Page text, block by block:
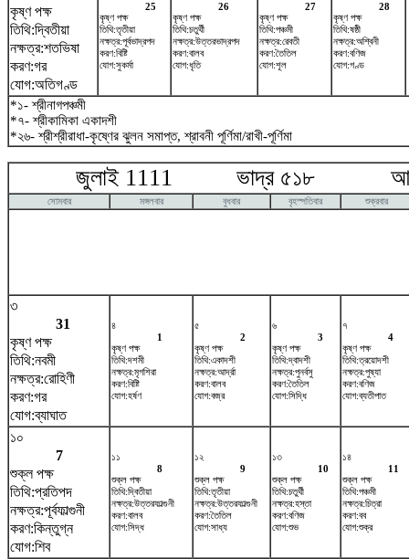
কৃষ্ণ পক্ষ
তিথি:দ্বিতীয়া
নক্ষত্র:শতভিষ‌া
করণ:গর
যোগ:অতিগণ্ড
25
কৃষ্ণ পক্ষ
তিথি:তৃতীয়া
নক্ষত্র:পূর্বভাদ্রপদ
করণ:বিষ্টি
যোগ:সুকর্মা
26
কৃষ্ণ পক্ষ
তিথি:চতুর্থী
নক্ষত্র:উত্তরভাদ্রপদ
করণ:বালব
যোগ:ধৃতি
27
কৃষ্ণ পক্ষ
তিথি:পঞ্চমী
নক্ষত্র:রেবতী
করণ:তৈতিল
যোগ:শূল
28
কৃষ্ণ পক্ষ
তিথি:ষষ্ঠী
নক্ষত্র:অশ্বিনী
করণ:বণিজ
যোগ:গণ্ড
*১- শ্রীনাগপঞ্চমী
*৭- শ্রীকামিকা একাদশী
*২৬- শ্রীশ্রীরাধা-কৃষ্ণের ঝুলন সমাপ্ত, শ্রাবনী পূর্ণিমা/রাখী-পূর্ণিমা
জুলাই 1111 ভাদ্র ৫১৮
সোমবার মঙ্গলবার বুধবার বৃহস্পতিবার শুক্রবার
৩
31
কৃষ্ণ পক্ষ
তিথি:নবমী
নক্ষত্র:রোহিণী
করণ:গর
যোগ:ব্যাঘাত
৪
1
কৃষ্ণ পক্ষ
তিথি:দশমী
নক্ষত্র:মৃগশিরা
করণ:বিষ্টি
যোগ:হর্ষণ
৫
2
কৃষ্ণ পক্ষ
তিথি:একাদশী
নক্ষত্র:আর্দ্রা
করণ:বালব
যোগ:বজ্র
৬
3
কৃষ্ণ পক্ষ
তিথি:দ্বাদশী
নক্ষত্র:পুনর্বসু
করণ:তৈতিল
যোগ:সিদ্ধি
৭
4
কৃষ্ণ পক্ষ
তিথি:ত্রয়োদশী
নক্ষত্র:পুষ্যা
করণ:বণিজ
যোগ:ব্যতীপাত
১০
7
শুক্ল পক্ষ
তিথি:প্রতিপদ
নক্ষত্র:পূর্বফাল্গুনী
করণ:কিন্তুগ্ন
যোগ:শিব
১১
8
শুক্ল পক্ষ
তিথি:দ্বিতীয়া
নক্ষত্র:উত্তরফাল্গুনী
করণ:বালব
যোগ:সিদ্ধ
১২
9
শুক্ল পক্ষ
তিথি:তৃতীয়া
নক্ষত্র:উত্তরফাল্গুনী
করণ:তৈতিল
যোগ:সাধ্য
১৩
10
শুক্ল পক্ষ
তিথি:চতুর্থী
নক্ষত্র:হস্তা
করণ:বণিজ
যোগ:শুভ
১৪
11
শুক্ল পক্ষ
তিথি:পঞ্চমী
নক্ষত্র:চিত্রা
করণ:বব
যোগ:শুক্র